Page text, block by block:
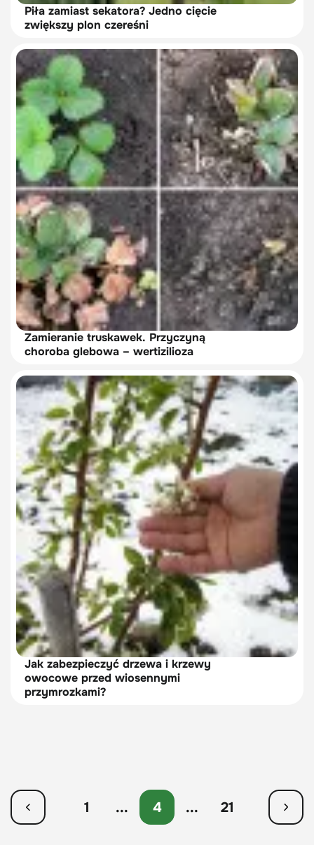
Piła zamiast sekatora? Jedno cięcie
zwiększy plon czereśni
Zamieranie truskawek. Przyczyną
choroba glebowa – wertizilioza
Jak zabezpieczyć drzewa i krzewy
owocowe przed wiosennymi
przymrozkami?
1 ... 4 ... 21